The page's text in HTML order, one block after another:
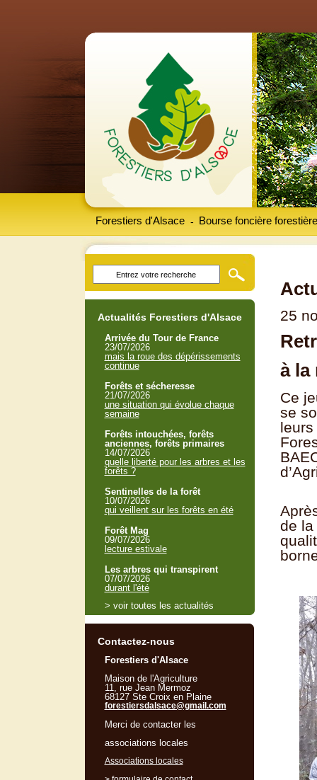
Forestiers d'Alsace Bourse foncière forestière
-
25
à la
Ce
se
de la
Actualités Forestiers d'Alsace
Arrivée du Tour de France
23/07/2026
mais la roue des dépérissements
continue
Forêts et sécheresse
21/07/2026
une situation qui évolue chaque
semaine
Forêts intouchées, forêts
anciennes, forêts primaires
14/07/2026
quelle liberté pour les arbres et les
forêts ?
Sentinelles de la forêt
10/07/2026
qui veillent sur les forêts en été
Forêt Mag
09/07/2026
lecture estivale
Les arbres qui transpirent
07/07/2026
durant l'été
> voir toutes les actualités
Contactez-nous
Forestiers d'Alsace
Maison de l'Agriculture
11, rue Jean Mermoz
68127 Ste Croix en Plaine
forestiersdalsace@gmail.com
Merci de contacter les
associations locales
Associations locales